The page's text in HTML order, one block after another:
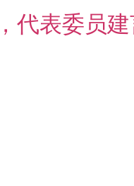
表委员建